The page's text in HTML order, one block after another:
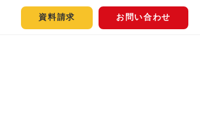
資料請求 お問い合わせ